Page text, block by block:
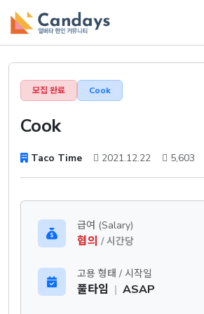
모집 완료 Cook
Cook
Taco Time 2021.12.22 5,603
급여 (Salary)
협의 / 시간당
고용 형태 / 시작일
풀타임 | ASAP